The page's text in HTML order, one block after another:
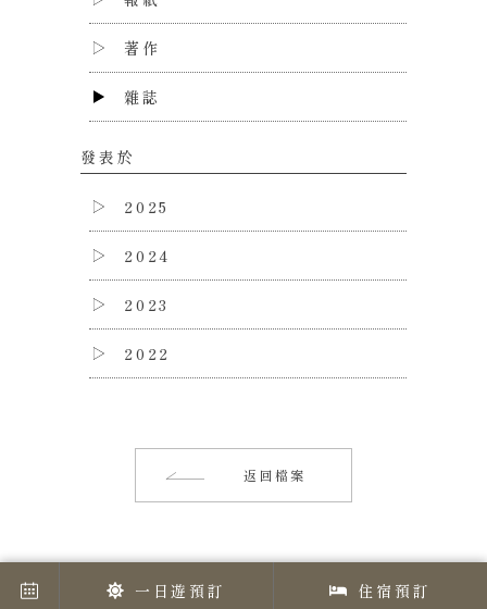
一日遊預訂 住宿預訂
著作
雜誌
發表於
2025
2024
2023
2022
返回檔案